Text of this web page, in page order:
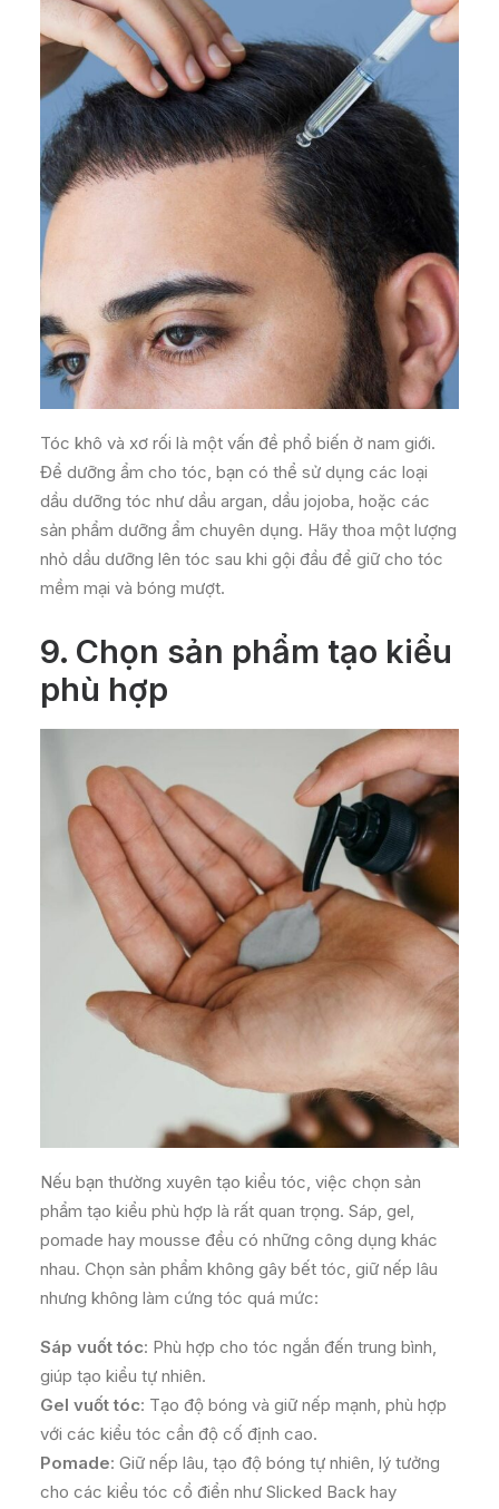
Tóc khô và xơ rối là một vấn đề phổ biến ở nam giới.
Để dưỡng ẩm cho tóc, bạn có thể sử dụng các loại
dầu dưỡng tóc như dầu argan, dầu jojoba, hoặc các
sản phẩm dưỡng ẩm chuyên dụng. Hãy thoa một lượng
nhỏ dầu dưỡng lên tóc sau khi gội đầu để giữ cho tóc
mềm mại và bóng mượt.
9. Chọn sản phẩm tạo kiểu
phù hợp
Nếu bạn thường xuyên tạo kiểu tóc, việc chọn sản
phẩm tạo kiểu phù hợp là rất quan trọng. Sáp, gel,
pomade hay mousse đều có những công dụng khác
nhau. Chọn sản phẩm không gây bết tóc, giữ nếp lâu
nhưng không làm cứng tóc quá mức:
Sáp vuốt tóc: Phù hợp cho tóc ngắn đến trung bình,
giúp tạo kiểu tự nhiên.
Gel vuốt tóc: Tạo độ bóng và giữ nếp mạnh, phù hợp
với các kiểu tóc cần độ cố định cao.
Pomade: Giữ nếp lâu, tạo độ bóng tự nhiên, lý tưởng
cho các kiểu tóc cổ điển như Slicked Back hay